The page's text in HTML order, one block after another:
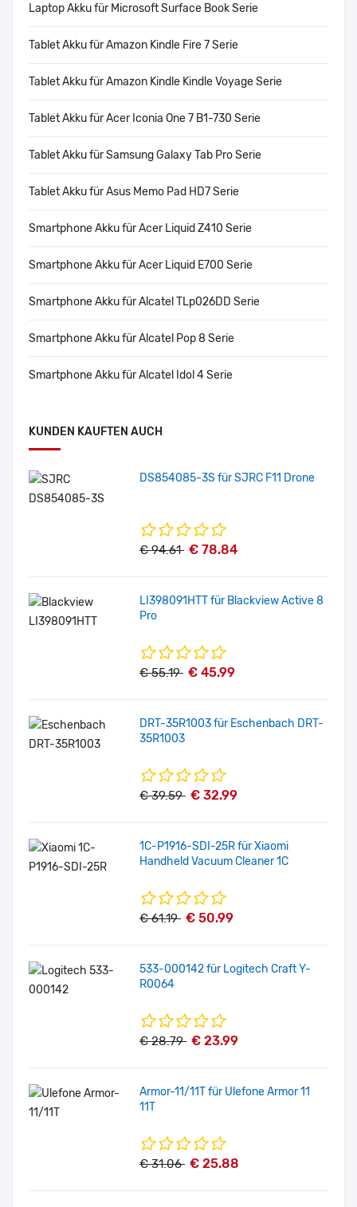
Laptop Akku für Microsoft Surface Book Serie
Tablet Akku für Amazon Kindle Fire 7 Serie
Tablet Akku für Amazon Kindle Kindle Voyage Serie
Tablet Akku für Acer Iconia One 7 B1-730 Serie
Tablet Akku für Samsung Galaxy Tab Pro Serie
Tablet Akku für Asus Memo Pad HD7 Serie
Smartphone Akku für Acer Liquid Z410 Serie
Smartphone Akku für Acer Liquid E700 Serie
Smartphone Akku für Alcatel TLp026DD Serie
Smartphone Akku für Alcatel Pop 8 Serie
Smartphone Akku für Alcatel Idol 4 Serie
KUNDEN KAUFTEN AUCH
DS854085-3S für SJRC F11 Drone
€ 94.61 € 78.84
LI398091HTT für Blackview Active 8
Pro
€ 55.19 € 45.99
DRT-35R1003 für Eschenbach DRT-
35R1003
€ 39.59 € 32.99
1C-P1916-SDI-25R für Xiaomi
Handheld Vacuum Cleaner 1C
€ 61.19 € 50.99
533-000142 für Logitech Craft Y-
R0064
€ 28.79 € 23.99
Armor-11/11T für Ulefone Armor 11
11T
€ 31.06 € 25.88